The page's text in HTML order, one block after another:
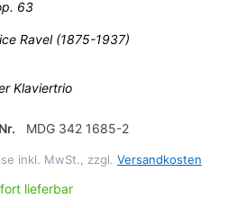
63
Ravel (1875-1937)
Klaviertrio
MDG 342 1685-2
inkl. MwSt., zzgl. Versandkosten
lieferbar